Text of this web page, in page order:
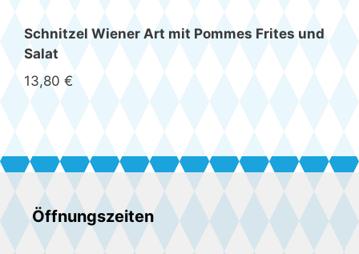
Schnitzel Wiener Art mit Pommes Frites und
Salat
13,80 €
Öffnungszeiten